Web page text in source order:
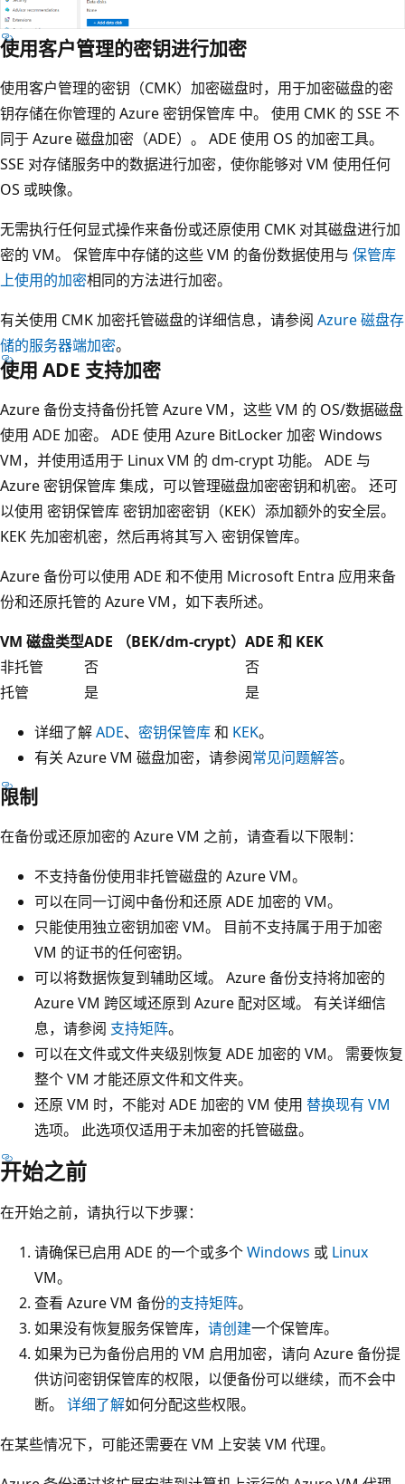
使用客户管理的密钥进行加密
使用客户管理的密钥（CMK）加密磁盘时，用于加密磁盘的密
钥存储在你管理的 Azure 密钥保管库 中。 使用 CMK 的 SSE 不
同于 Azure 磁盘加密（ADE）。 ADE 使用 OS 的加密工具。
SSE 对存储服务中的数据进行加密，使你能够对 VM 使用任何
OS 或映像。
无需执行任何显式操作来备份或还原使用 CMK 对其磁盘进行加
密的 VM。 保管库中存储的这些 VM 的备份数据使用与 保管库
上使用的加密相同的方法进行加密。
有关使用 CMK 加密托管磁盘的详细信息，请参阅 Azure 磁盘存
储的服务器端加密。
使用 ADE 支持加密
Azure 备份支持备份托管 Azure VM，这些 VM 的 OS/数据磁盘
使用 ADE 加密。 ADE 使用 Azure BitLocker 加密 Windows
VM，并使用适用于 Linux VM 的 dm-crypt 功能。 ADE 与
Azure 密钥保管库 集成，可以管理磁盘加密密钥和机密。 还可
以使用 密钥保管库 密钥加密密钥（KEK）添加额外的安全层。
KEK 先加密机密，然后再将其写入 密钥保管库。
Azure 备份可以使用 ADE 和不使用 Microsoft Entra 应用来备
份和还原托管的 Azure VM，如下表所述。
VM 磁盘类型ADE （BEK/dm-crypt） ADE 和 KEK
非托管
否
否
托管
是
是
详细了解ADE、 密钥保管库和 KEK。
有关 Azure VM 磁盘加密，请参阅常见问题解答。
限制
在备份或还原加密的 Azure VM 之前，请查看以下限制：
不支持备份使用非托管磁盘的 Azure VM。
可以在同一订阅中备份和还原 ADE 加密的 VM。
只能使用独立密钥加密 VM。 目前不支持属于用于加密
VM 的证书的任何密钥。
可以将数据恢复到辅助区域。 Azure 备份支持将加密的
Azure VM 跨区域还原到 Azure 配对区域。 有关详细信
息，请参阅 支持矩阵。
可以在文件或文件夹级别恢复 ADE 加密的 VM。 需要恢复
整个 VM 才能还原文件和文件夹。
还原 VM 时，不能对 ADE 加密的 VM 使用 替换现有 VM
选项。 此选项仅适用于未加密的托管磁盘。
开始之前
在开始之前，请执行以下步骤：
请确保已启用 ADE 的一个或多个Windows 或 Linux
VM。
查看 Azure VM 备份的支持矩阵。
如果没有恢复服务保管库， 请创建一个保管库。
如果为已为备份启用的 VM 启用加密，请向 Azure 备份提
供访问密钥保管库的权限，以便备份可以继续，而不会中
断。 详细了解如何分配这些权限。
在某些情况下，可能还需要在 VM 上安装 VM 代理。